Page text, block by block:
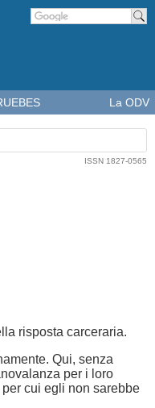
ISSN 1827-0565
risposta carceraria.
Qui, senza
per i loro
cui egli non sarebbe
La ODV